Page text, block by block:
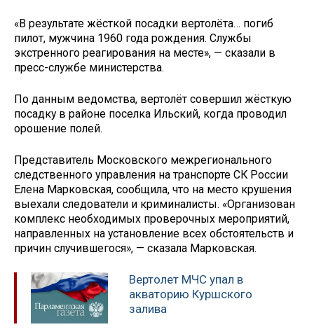
«В результате жёсткой посадки вертолёта… погиб
пилот, мужчина 1960 года рождения. Службы
экстренного реагирования на месте», — сказали в
пресс-службе министерства.
По данным ведомства, вертолёт совершил жёсткую
посадку в районе поселка Ильский, когда проводил
орошение полей.
Представитель Московского межрегионального
следственного управления на транспорте СК России
Елена Марковская, сообщила, что на место крушения
выехали следователи и криминалисты. «Организован
комплекс необходимых проверочных мероприятий,
направленных на установление всех обстоятельств и
причин случившегося», — сказала Марковская.
Вертолет МЧС упал в
акваторию Куршского
залива